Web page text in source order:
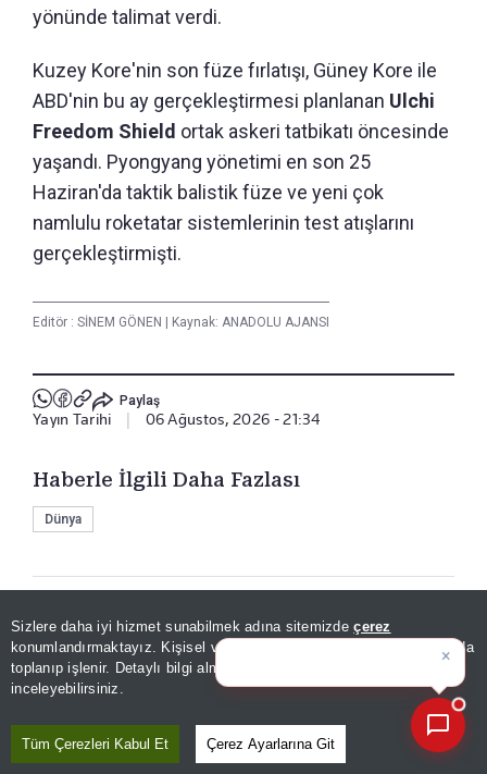
Sizlere daha iyi hizmet sunabilmek adına sitemizdeçerez
konumlandırmaktayız. Kişisel verileriniz, KVKK ve GDPR kapsamında
toplanıp işlenir. Detaylı bilgi almak için
inceleyebilirsiniz.
Tüm Çerezleri Kabul Et Çerez Ayarlarına Git
yönünde talimat verdi.
Kuzey Kore'nin son füze fırlatışı, Güney Kore ile
ABD'nin bu ay gerçekleştirmesi planlanan Ulchi
Freedom Shield ortak askeri tatbikatı öncesinde
yaşandı. Pyongyang yönetimi en son 25
Haziran'da taktik balistik füze ve yeni çok
namlulu roketatar sistemlerinin test atışlarını
gerçekleştirmişti.
Editör : SİNEM GÖNEN Kaynak: ANADOLU AJANSI
Paylaş
Yayın Tarihi 06 Ağustos, 2026 - 21:34
Haberle İlgili Daha Fazlası
Dünya
×
Bugünün öne çıkan manşetleri